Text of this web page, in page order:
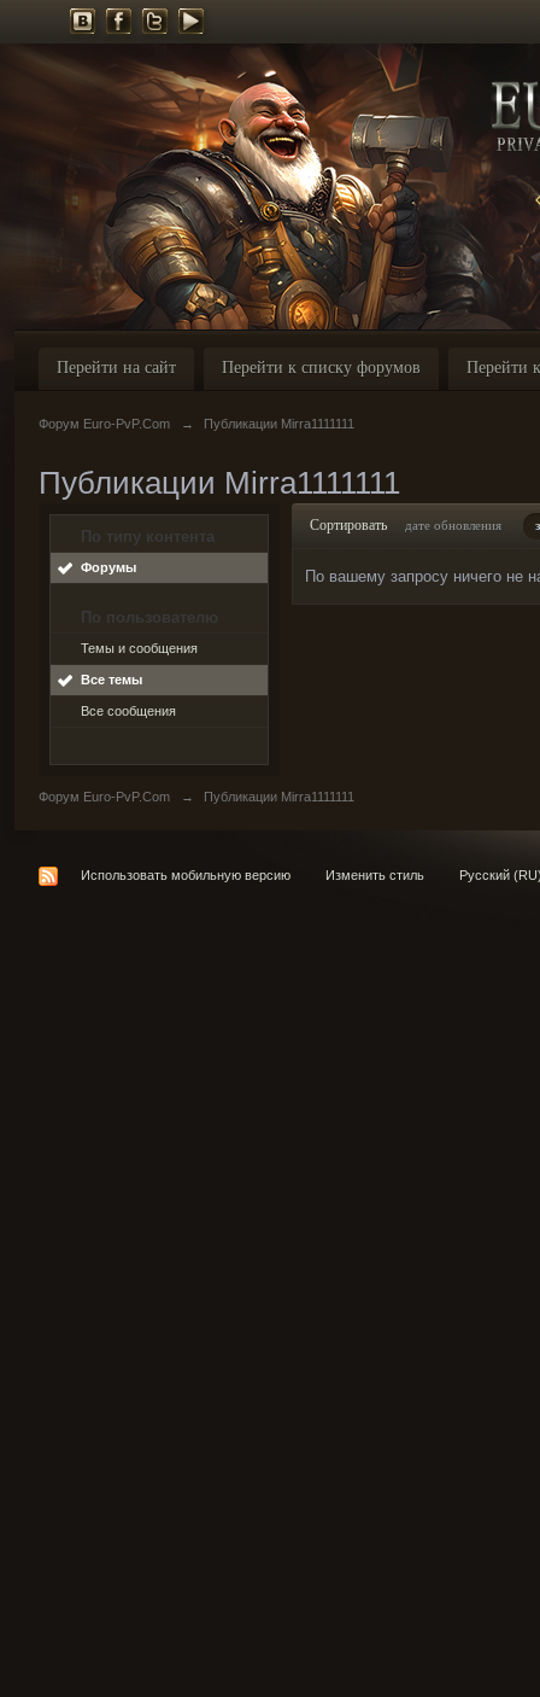
Перейти на сайт Перейти к списку форумов Перейти
Форум Euro-PvP.Com → Публикации Mirra1111111
Публикации Mirra1111111
По типу контента
Форумы
По пользователю
Темы и сообщения
Все темы
Все сообщения
Сортировать дате обновления
По вашему запросу ничего не
Форум Euro-PvP.Com → Публикации Mirra1111111
Использовать мобильную версию Изменить стиль Русский